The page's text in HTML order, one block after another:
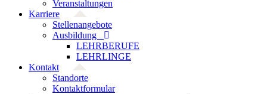
Veranstaltungen
Karriere
Stellenangebote
Ausbildung
LEHRBERUFE
LEHRLINGE
Kontakt
Standorte
Kontaktformular